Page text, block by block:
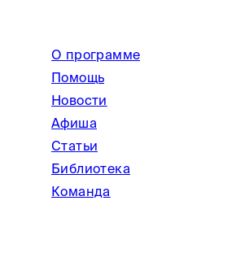
О программе
Помощь
Новости
Афиша
Статьи
Библиотека
Команда